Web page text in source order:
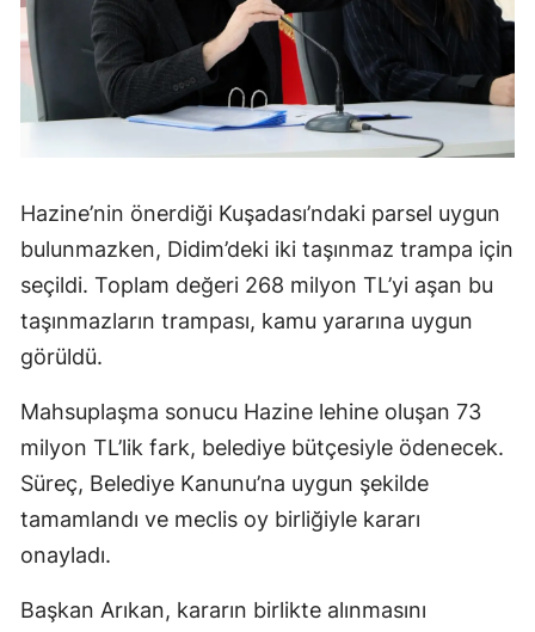
Hazine’nin önerdiği Kuşadası’ndaki parsel uygun
bulunmazken, Didim’deki iki taşınmaz trampa için
seçildi. Toplam değeri 268 milyon TL’yi aşan bu
taşınmazların trampası, kamu yararına uygun
görüldü.
Mahsuplaşma sonucu Hazine lehine oluşan 73
milyon TL’lik fark, belediye bütçesiyle ödenecek.
Süreç, Belediye Kanunu’na uygun şekilde
tamamlandı ve meclis oy birliğiyle kararı
onayladı.
Başkan Arıkan, kararın birlikte alınmasını